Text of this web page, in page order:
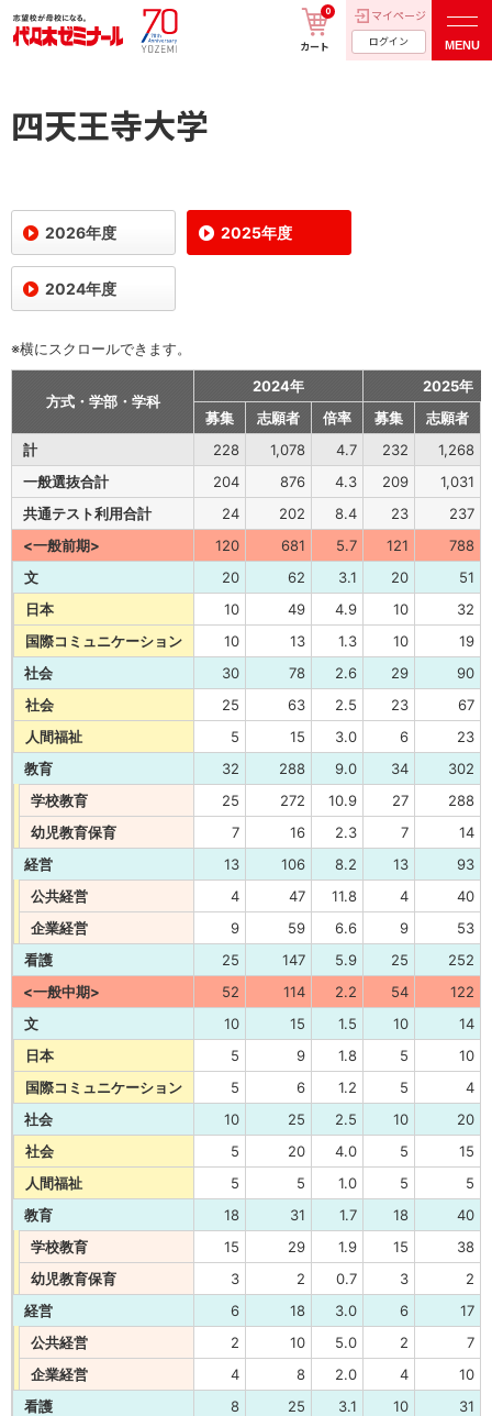
カート
0 マイページ
ログイン MENU
四天王寺大学
2026年度 2025年度
2024年度
※横にスクロールできます。
方式・学部・学科
2024年
2025年
募集
志願者 倍率 募集
志願者
計
228 1,078 4.7 232
1,268
一般選抜合計
204 876 4.3 209
1,031
共通テスト利用合計
24 202 8.4 23
237
<一般前期>
120 681 5.7 121
788
文
20 62 3.1 20
51
日本
10 49 4.9 10
32
国際コミュニケーション
10 13 1.3 10
19
社会
30 78 2.6 29
90
社会
25 63 2.5 23
67
人間福祉
5 15 3.0 6
23
教育
32 288 9.0 34
302
学校教育
25 272 10.9 27
288
幼児教育保育
7 16 2.3 7
14
経営
13 106 8.2 13
93
公共経営
4 47 11.8 4
40
企業経営
9 59 6.6 9
53
看護
25 147 5.9 25
252
<一般中期>
52 114 2.2 54
122
文
10 15 1.5 10
14
日本
5 9 1.8 5
10
国際コミュニケーション
5 6 1.2 5
4
社会
10 25 2.5 10
20
社会
5 20 4.0 5
15
人間福祉
5 5 1.0 5
5
教育
18 31 1.7 18
40
学校教育
15 29 1.9 15
38
幼児教育保育
3 2 0.7 3
2
経営
6 18 3.0 6
17
公共経営
2 10 5.0 2
7
企業経営
4 8 2.0 4
10
看護
8 25 3.1 10
31